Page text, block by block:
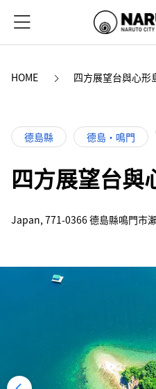
HOME 四方展望台與心
德島縣 德島・鳴門
四方展望台
Japan, 771-0366 德島縣鳴門市